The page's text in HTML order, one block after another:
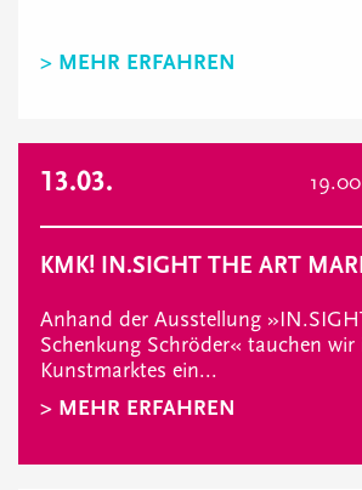
> MEHR ERFAHREN
13.03.
KMK! IN.SIGHT THE ART
Anhand der Ausstellung
Schenkung Schröder« tauchen wir
Kunstmarktes ein...
> MEHR ERFAHREN